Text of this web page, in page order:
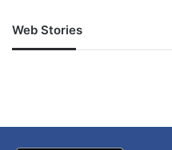
Web Stories
जम्मू-कश्मीर में बारिश से
अपडेट